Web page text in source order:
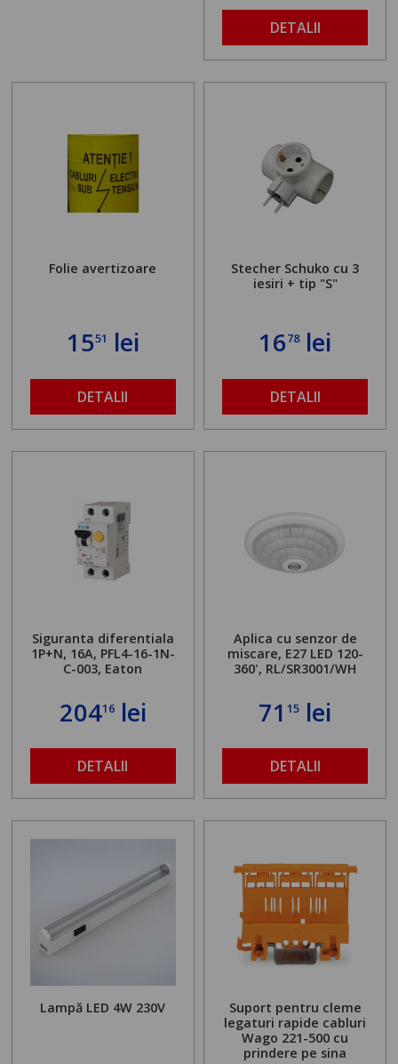
DETALII
Folie avertizoare
1551 lei
DETALII
Stecher Schuko cu 3
iesiri + tip "S"
1678lei
DETALII
Siguranta diferentiala
1P+N, 16A, PFL4-16-1N-
C-003, Eaton
20416lei
DETALII
Aplica cu senzor de
miscare, E27 LED 120-
360', RL/SR3001/WH
7115 lei
DETALII
Lampă LED 4W 230V
Suport pentru cleme
legaturi rapide cabluri
Wago 221-500 cu
prindere pe sina